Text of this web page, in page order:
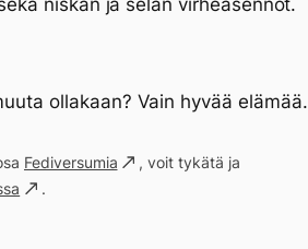
niskan ja selän virheasennot.
ollakaan? Vain hyvää elämää.
Fediversumia
, voit tykätä ja
.